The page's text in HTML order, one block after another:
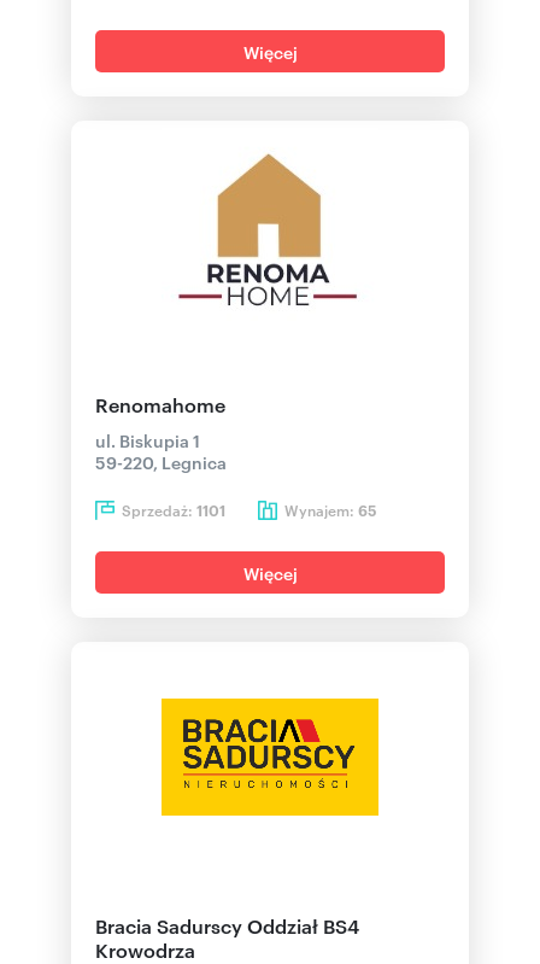
Więcej
Renomahome
ul. Biskupia 1
59-220, Legnica
Sprzedaż: 1101 Wynajem: 65
Więcej
Bracia Sadurscy Oddział BS4
Krowodrza